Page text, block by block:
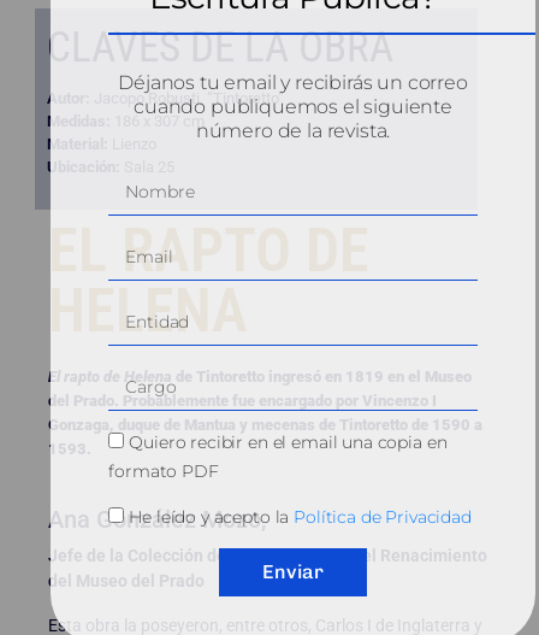
CLAVES DE LA OBRA
Autor:
Jacopo Robusti, “Tintoretto”
Medidas:
Material:
Ubicación:
EL RAPTO DE
HELENA
El rapto de He lena de Tintoretto ingresó en 1819 en el Museo
del Prado. Probablemente fue encargado por Vincenzo I
Gonzaga, duque de Mantua y mecenas de Tintoretto de 1590 a
1593.
Ana González Mozo,
Jefe de la Colección de Pintura Italiana del Renacimiento
del Museo del Prado
Esta obra la poseyeron, entre otros, Carlos I de Inglaterra y
Déjanos tu email y recibirás un correo
cuando publiquemos el siguiente
número de la revista.
Quiero recibir en el email una copia en
formato PDF
He leído y acepto la Política de Privacidad
Enviar